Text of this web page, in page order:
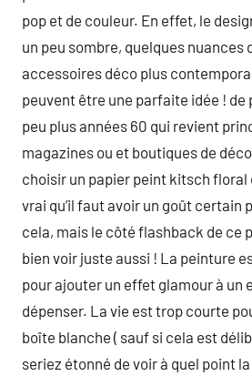
pop et de couleur. En effet, le
un peu sombre, quelques nuances
accessoires déco plus
peuvent être une parfaite idée ! de
peu plus années 60 qui revient
magazines ou et boutiques de
choisir un papier peint kitsch floral
vrai qu’il faut avoir un goût certain
cela, mais le côté flashback de ce
bien voir juste aussi ! La peinture
pour ajouter un effet glamour à un
dépenser. La vie est trop courte
boîte blanche ( sauf si cela est
seriez étonné de voir à quel point